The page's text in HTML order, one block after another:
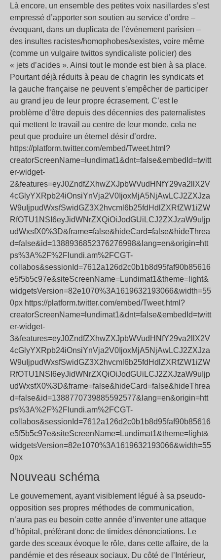
Là encore, un ensemble des petites voix nasillardes s’est
empressé d’apporter son soutien au service d’ordre –
évoquant, dans un duplicata de l’événement parisien –
des insultes racistes/homophobes/sexistes, voire même
(comme un vulgaire twittos syndicaliste policier) des
« jets d’acides ». Ainsi tout le monde est bien à sa place.
Pourtant déjà réduits à peau de chagrin les syndicats et
la gauche française ne peuvent s’empêcher de participer
au grand jeu de leur propre écrasement. C’est le
problème d’être depuis des décennies des paternalistes
qui mettent le travail au centre de leur monde, cela ne
peut que produire un éternel désir d’ordre.
https://platform.twitter.com/embed/Tweet.html?
creatorScreenName=lundimat1&dnt=false&embedId=twitt
er-widget-
2&features=eyJ0ZndfZXhwZXJpbWVudHNfY29va2llX2V
4cGlyYXRpb24iOnsiYnVja2V0IjoxMjA5NjAwLCJ2ZXJza
W9uIjpudWxsfSwidGZ3X2hvcml6b25fdHdlZXRfZW1iZW
RfOTU1NSI6eyJidWNrZXQiOiJodGUiLCJ2ZXJzaW9uIjp
udWxsfX0%3D&frame=false&hideCard=false&hideThrea
d=false&id=1388936852376276998&lang=en&origin=htt
ps%3A%2F%2Flundi.am%2FCGT-
collabos&sessionId=7612a126d2c0b1b8d95faf90b85616
e5f5b5c97e&siteScreenName=Lundimat1&theme=light&
widgetsVersion=82e1070%3A1619632193066&width=55
0px https://platform.twitter.com/embed/Tweet.html?
creatorScreenName=lundimat1&dnt=false&embedId=twitt
er-widget-
3&features=eyJ0ZndfZXhwZXJpbWVudHNfY29va2llX2V
4cGlyYXRpb24iOnsiYnVja2V0IjoxMjA5NjAwLCJ2ZXJza
W9uIjpudWxsfSwidGZ3X2hvcml6b25fdHdlZXRfZW1iZW
RfOTU1NSI6eyJidWNrZXQiOiJodGUiLCJ2ZXJzaW9uIjp
udWxsfX0%3D&frame=false&hideCard=false&hideThrea
d=false&id=1388770739885592577&lang=en&origin=htt
ps%3A%2F%2Flundi.am%2FCGT-
collabos&sessionId=7612a126d2c0b1b8d95faf90b85616
e5f5b5c97e&siteScreenName=Lundimat1&theme=light&
widgetsVersion=82e1070%3A1619632193066&width=55
0px
Nouveau schéma
Le gouvernement, ayant visiblement légué à sa pseudo-
opposition ses propres méthodes de communication,
n’aura pas eu besoin cette année d’inventer une attaque
d’hôpital, préférant donc de timides dénonciations. Le
garde des sceaux évoque le rôle, dans cette affaire, de la
pandémie et des réseaux sociaux. Du côté de l’Intérieur,